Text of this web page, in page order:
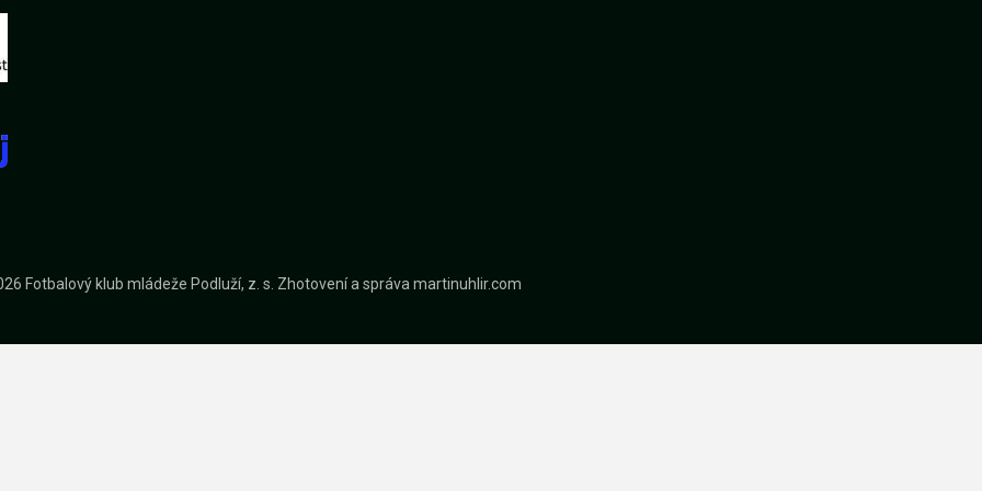
Fotbalový klub mládeže Podluží, z. s. Zhotovení a správamartinuhlir.com